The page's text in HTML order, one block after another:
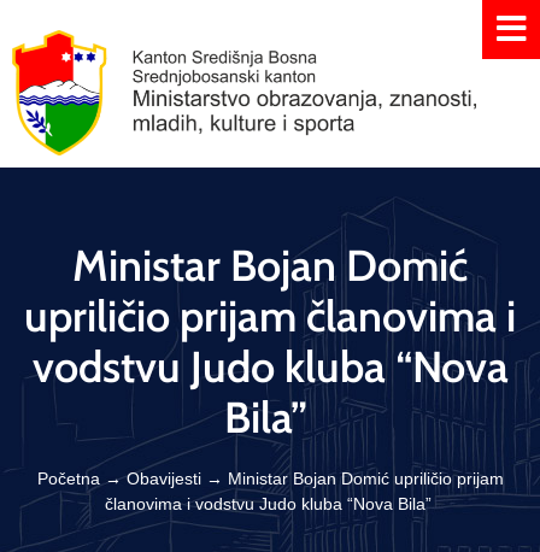
Ministar Bojan Domić
upriličio prijam članovima i
vodstvu Judo kluba “Nova
Bila”
Početna →Obavijesti→ Ministar Bojan Domić upriličio prijam
članovima i vodstvu Judo kluba “Nova Bila”